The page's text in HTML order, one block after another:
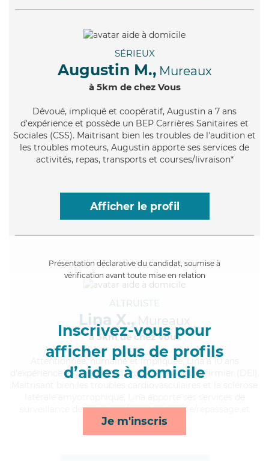
SÉRIEUX
Augustin M., Mureaux
à 5km de chez Vous
Dévoué, impliqué et coopératif, Augustin a 7 ans
d'expérience et possède un BEP Carrières Sanitaires et
Sociales (CSS). Maitrisant bien les troubles de l'audition et
les troubles moteurs, Augustin apporte ses services de
activités, repas, transports et courses/livraison*
Afficher le profil
Présentation déclarative du candidat, soumise à
vérification avant toute mise en relation
Inscrivez-vous pour
afficher plus de profils
d’aides à domicile
Je m'inscris
ALTRUISTE
Lina X., Mureaux
à 5km de chez Vous
, humaine et impliquée, Lina a 10 ans
d'expérience et possède un diplôme d'Etat d'infirmier (DEI).
surveillance de nuit, lever/coucher, lessive/repassage et
ménage*